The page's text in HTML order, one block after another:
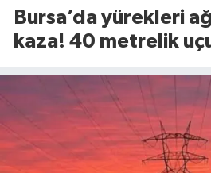
Bursa’da yürekleri
kaza! 40 metrelik